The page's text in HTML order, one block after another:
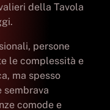
della Tavola
persone
le complessità e
ma spesso
sembrava
comode e